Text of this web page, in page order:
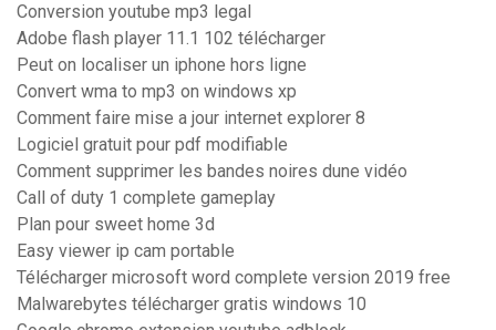
Conversion youtube mp3 legal
Adobe flash player 11.1 102 télécharger
Peut on localiser un iphone hors ligne
Convert wma to mp3 on windows xp
Comment faire mise a jour internet explorer 8
Logiciel gratuit pour pdf modifiable
Comment supprimer les bandes noires dune vidéo
Call of duty 1 complete gameplay
Plan pour sweet home 3d
Easy viewer ip cam portable
Télécharger microsoft word complete version 2019 free
Malwarebytes télécharger gratis windows 10